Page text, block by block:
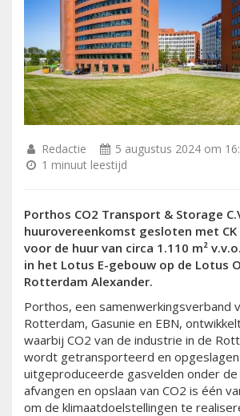
Redactie
5 augustus 2024 om
1 minuut leestijd
Porthos CO2 Transport & Storage
huurovereenkomst gesloten met
voor de huur van circa 1.110 m²
in het Lotus E-gebouw op de Lotus
Rotterdam Alexander.
Porthos, een samenwerkingsverband
Rotterdam, Gasunie en EBN,
waarbij CO2 van de industrie in de
wordt getransporteerd en opgeslagen
uitgeproduceerde gasvelden onder
afvangen en opslaan van CO2 is één
om de klimaatdoelstellingen te